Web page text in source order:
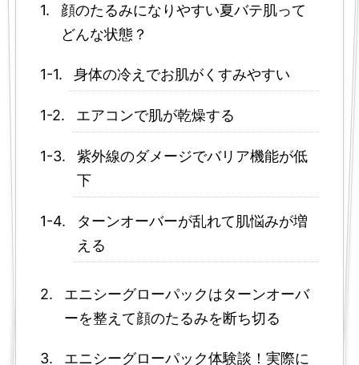
顔のたるみになりやすい夏バテ肌って
どんな状態？
身体の冷えでお肌がくすみやすい
エアコンで肌が乾燥する
紫外線のダメージでバリア機能が低
下
ターンオーバーが乱れて肌悩みが増
える
エニシーグローパックはターンオーバ
ーを整えて顔のたるみを断ち切る
エニシーグローパック体験談！実際に